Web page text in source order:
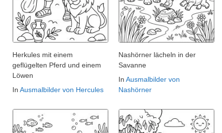
Herkules mit einem
geflügelten Pferd und einem
Löwen
In Ausmalbilder von Hercules
Nashörner lächeln in der
Savanne
In Ausmalbilder von
Nashörner